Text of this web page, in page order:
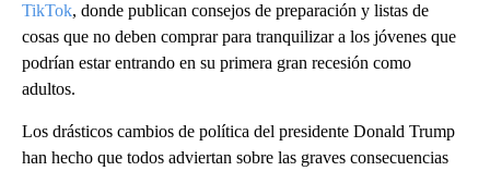
TikTok, donde publican consejos de preparación y listas de
cosas que no deben comprar para tranquilizar a los jóvenes que
podrían estar entrando en su primera gran recesión como
adultos.
Los drásticos cambios de política del presidente Donald Trump
han hecho que todos adviertan sobre las graves consecuencias